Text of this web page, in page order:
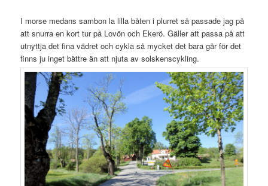
I morse medans sambon la lilla båten i plurret så passade jag på
att snurra en kort tur på Lovön och Ekerö. Gäller att passa på att
utnyttja det fina vädret och cykla så mycket det bara går för det
finns ju inget bättre än att njuta av solskenscykling.